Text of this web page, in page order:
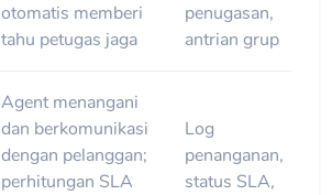
otomatis memberi
tahu petugas jaga
penugasan,
antrian grup
Agent menangani
dan berkomunikasi
dengan pelanggan;
perhitungan SLA
Log
penanganan,
status SLA,